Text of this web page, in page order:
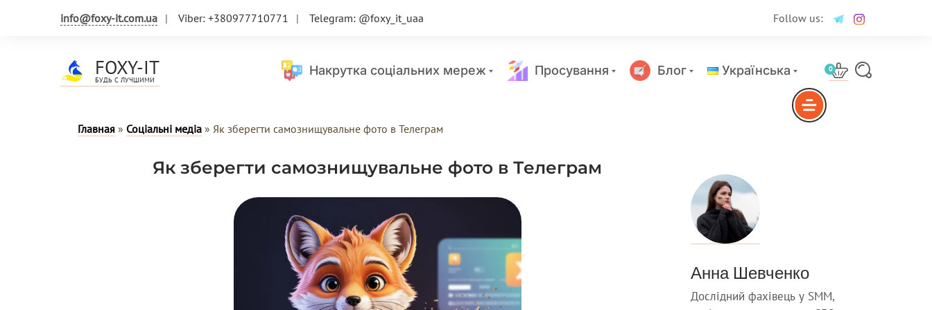
info@foxy-it.com.ua Viber: +380977710771 Telegram: @foxy_it_uaa Follow us:
FOXY-IT
БУДЬ С ЛУЧШИМИ
Накрутка соціальних мереж Просування Блог Українська 0
Главная » Соціальні медіа » Як зберегти самознищувальне фото в Телеграм
Як зберегти самознищувальне фото в Телеграм
Анна Шевченко
Дослідний фахівець у SMM,